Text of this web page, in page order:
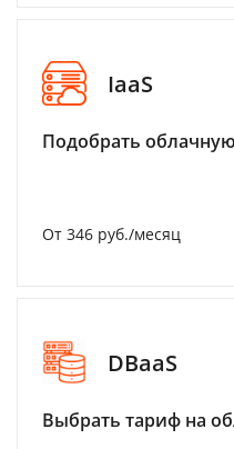
IaaS
Подобрать
От 346 руб./месяц
DBaaS
Выбрать тариф на